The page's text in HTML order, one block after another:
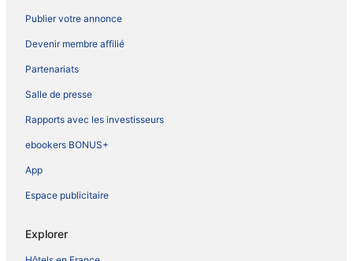
Publier votre annonce
Devenir membre affilié
Partenariats
Salle de presse
Rapports avec les investisseurs
ebookers BONUS+
App
Espace publicitaire
Explorer